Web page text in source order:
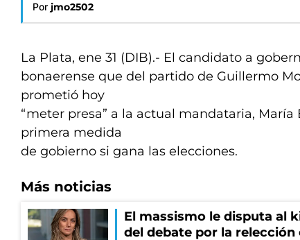
Por jmo2502
La Plata, ene 31 (DIB).- El candidato a
bonaerense que del partido de Guillermo
prometió hoy
“meter presa” a la actual mandataria,
primera medida
de gobierno si gana las elecciones.
Más noticias
El massismo le disputa al
del debate por la relección